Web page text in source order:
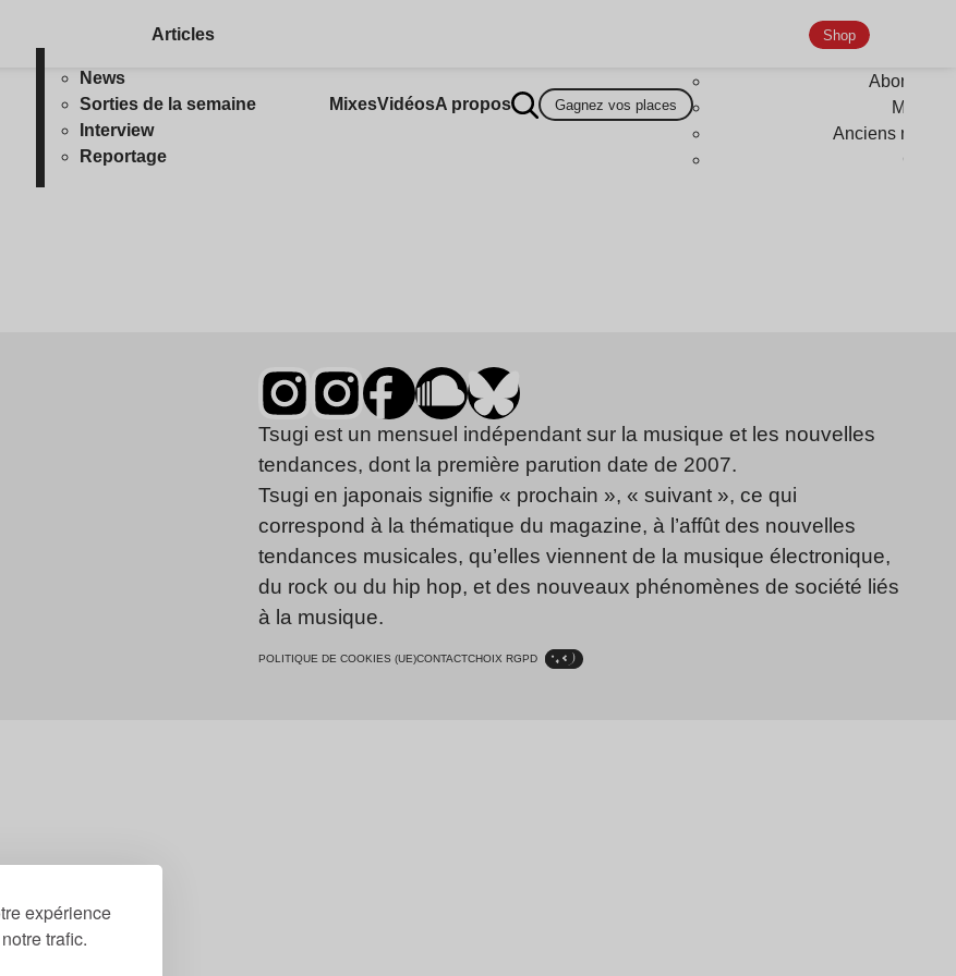
expérience
trafic.
Articles
News
Sorties de la semaine
Interview
Reportage
MixesVidéosA propos Gagnez vos places
Shop
Anciens
Tsugi est un mensuel indépendant sur la musique et les nouvelles
tendances, dont la première parution date de 2007.
Tsugi en japonais signifie « prochain », « suivant », ce qui
correspond à la thématique du magazine, à l’affût des nouvelles
tendances musicales, qu’elles viennent de la musique électronique,
du rock ou du hip hop, et des nouveaux phénomènes de société liés
à la musique.
POLITIQUE DE COOKIES (UE)CONTACTCHOIX RGPD